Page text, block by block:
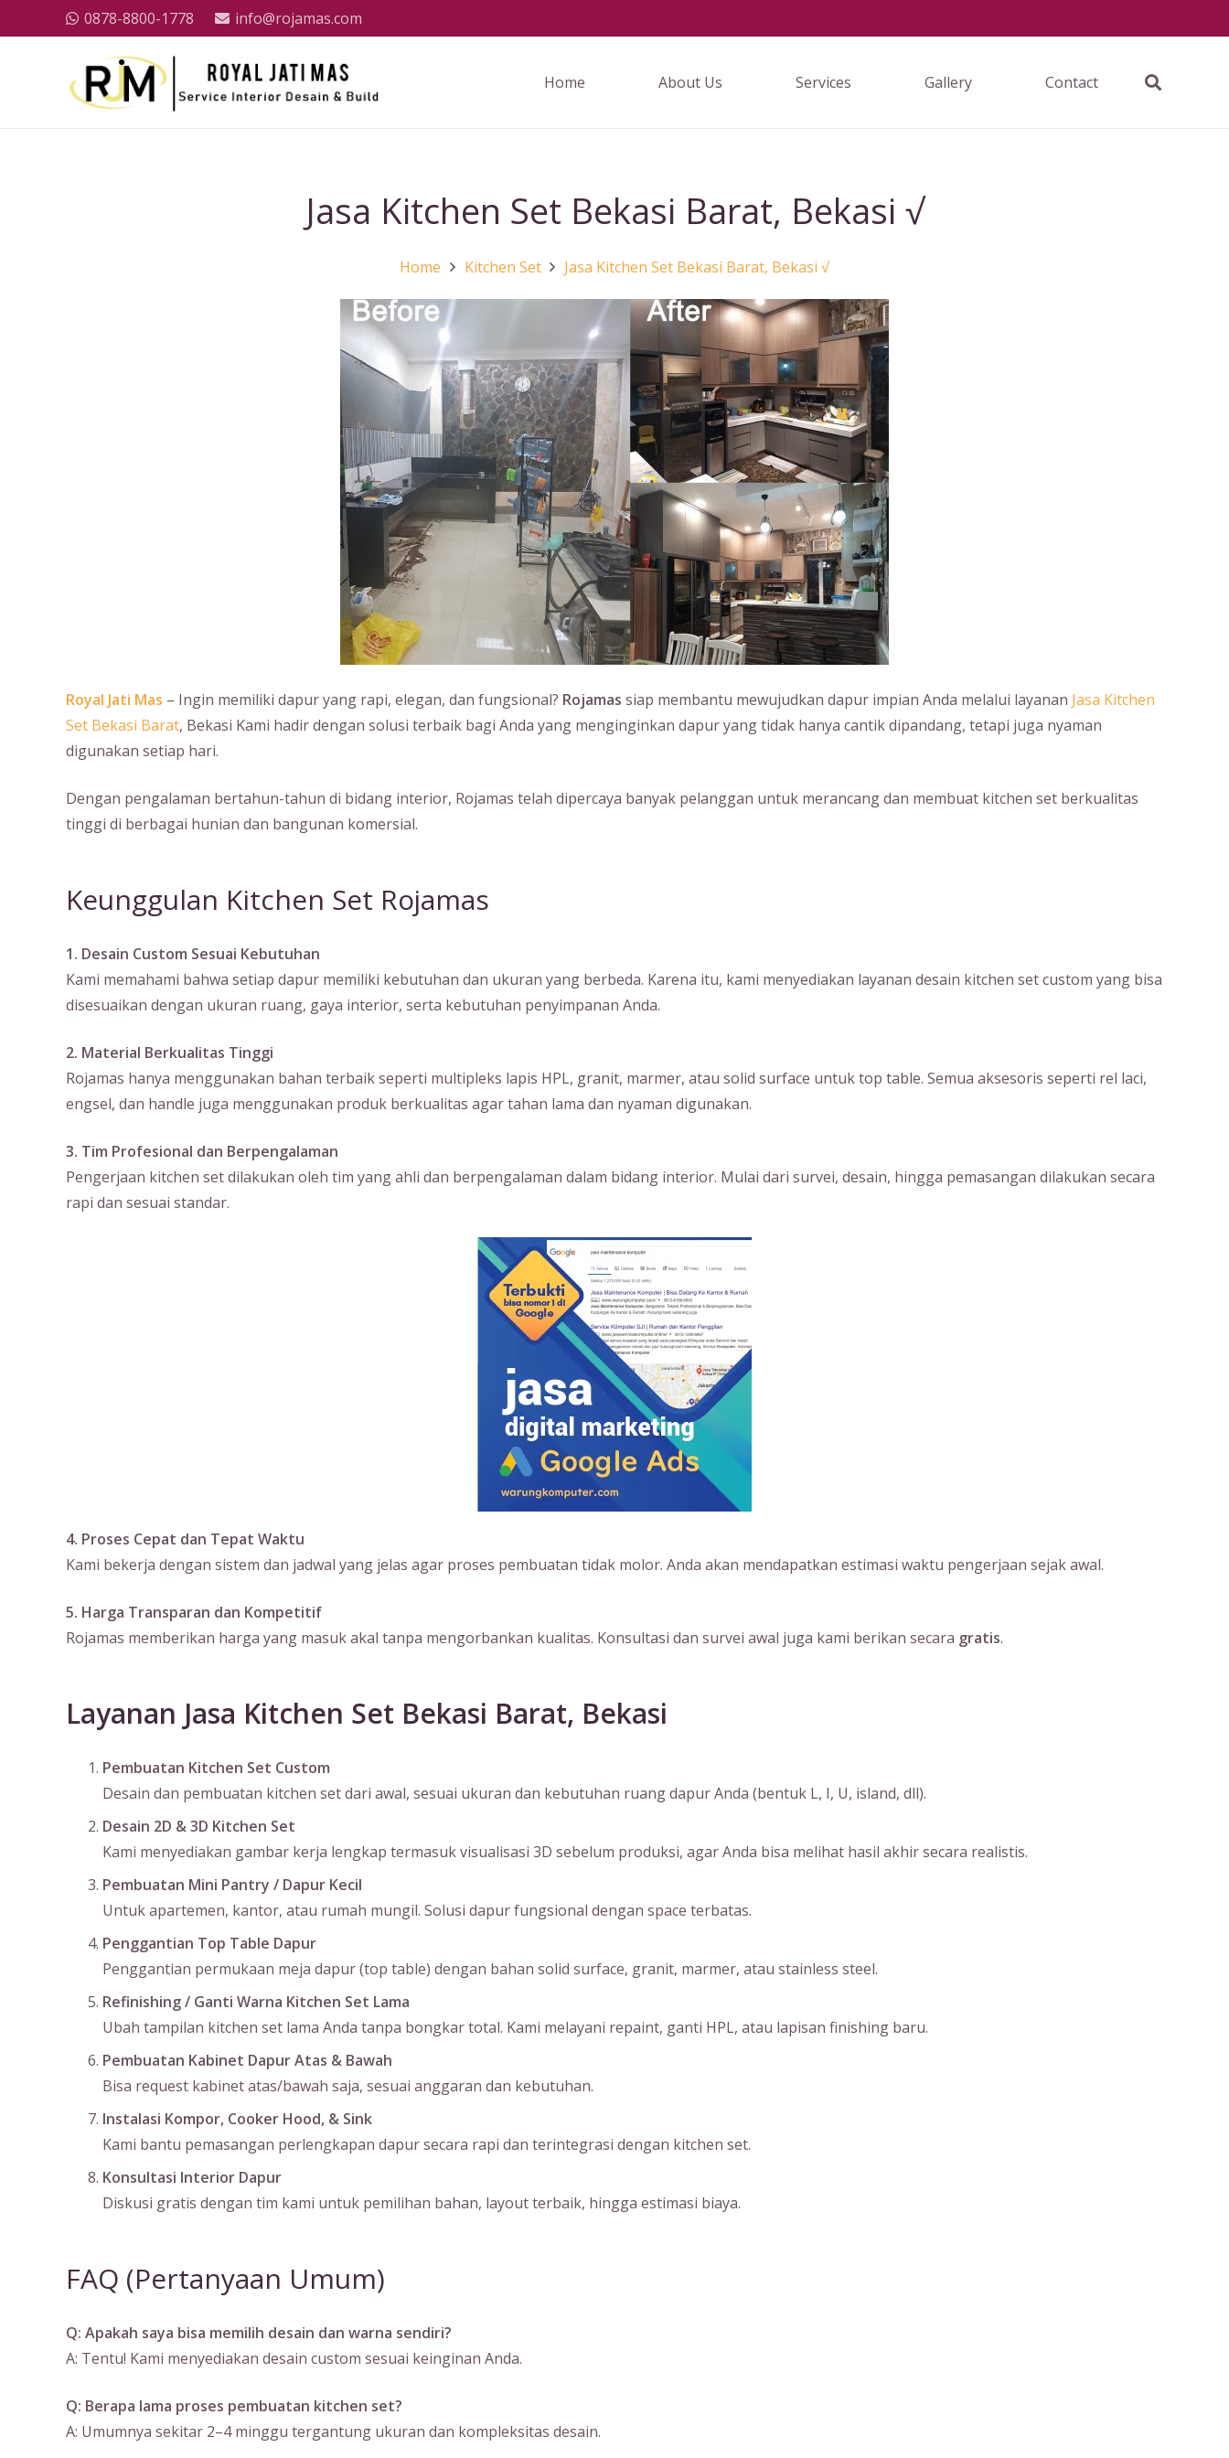
0878-8800-1778 info@rojamas.com
Home About Us Services Gallery Contact
Jasa Kitchen Set Bekasi Barat, Bekasi √
Home Kitchen Set Jasa Kitchen Set Bekasi Barat, Bekasi √
Royal Jati Mas – Ingin memiliki dapur yang rapi, elegan, dan fungsional? Rojamas siap membantu mewujudkan dapur impian Anda melalui layanan Jasa Kitchen
Set Bekasi Barat, Bekasi Kami hadir dengan solusi terbaik bagi Anda yang menginginkan dapur yang tidak hanya cantik dipandang, tetapi juga nyaman
digunakan setiap hari.
Dengan pengalaman bertahun-tahun di bidang interior, Rojamas telah dipercaya banyak pelanggan untuk merancang dan membuat kitchen set berkualitas
tinggi di berbagai hunian dan bangunan komersial.
Keunggulan Kitchen Set Rojamas
1. Desain Custom Sesuai Kebutuhan
Kami memahami bahwa setiap dapur memiliki kebutuhan dan ukuran yang berbeda. Karena itu, kami menyediakan layanan desain kitchen set custom yang bisa
disesuaikan dengan ukuran ruang, gaya interior, serta kebutuhan penyimpanan Anda.
2. Material Berkualitas Tinggi
Rojamas hanya menggunakan bahan terbaik seperti multipleks lapis HPL, granit, marmer, atau solid surface untuk top table. Semua aksesoris seperti rel laci,
engsel, dan handle juga menggunakan produk berkualitas agar tahan lama dan nyaman digunakan.
3. Tim Profesional dan Berpengalaman
Pengerjaan kitchen set dilakukan oleh tim yang ahli dan berpengalaman dalam bidang interior. Mulai dari survei, desain, hingga pemasangan dilakukan secara
rapi dan sesuai standar.
4. Proses Cepat dan Tepat Waktu
Kami bekerja dengan sistem dan jadwal yang jelas agar proses pembuatan tidak molor. Anda akan mendapatkan estimasi waktu pengerjaan sejak awal.
5. Harga Transparan dan Kompetitif
Rojamas memberikan harga yang masuk akal tanpa mengorbankan kualitas. Konsultasi dan survei awal juga kami berikan secara gratis.
Layanan Jasa Kitchen Set Bekasi Barat, Bekasi
Pembuatan Kitchen Set Custom
Desain dan pembuatan kitchen set dari awal, sesuai ukuran dan kebutuhan ruang dapur Anda (bentuk L, I, U, island, dll).
Desain 2D & 3D Kitchen Set
Kami menyediakan gambar kerja lengkap termasuk visualisasi 3D sebelum produksi, agar Anda bisa melihat hasil akhir secara realistis.
Pembuatan Mini Pantry / Dapur Kecil
Untuk apartemen, kantor, atau rumah mungil. Solusi dapur fungsional dengan space terbatas.
Penggantian Top Table Dapur
Penggantian permukaan meja dapur (top table) dengan bahan solid surface, granit, marmer, atau stainless steel.
Refinishing / Ganti Warna Kitchen Set Lama
Ubah tampilan kitchen set lama Anda tanpa bongkar total. Kami melayani repaint, ganti HPL, atau lapisan finishing baru.
Pembuatan Kabinet Dapur Atas & Bawah
Bisa request kabinet atas/bawah saja, sesuai anggaran dan kebutuhan.
Instalasi Kompor, Cooker Hood, & Sink
Kami bantu pemasangan perlengkapan dapur secara rapi dan terintegrasi dengan kitchen set.
Konsultasi Interior Dapur
Diskusi gratis dengan tim kami untuk pemilihan bahan, layout terbaik, hingga estimasi biaya.
FAQ (Pertanyaan Umum)
Q: Apakah saya bisa memilih desain dan warna sendiri?
A: Tentu! Kami menyediakan desain custom sesuai keinginan Anda.
Q: Berapa lama proses pembuatan kitchen set?
A: Umumnya sekitar 2–4 minggu tergantung ukuran dan kompleksitas desain.